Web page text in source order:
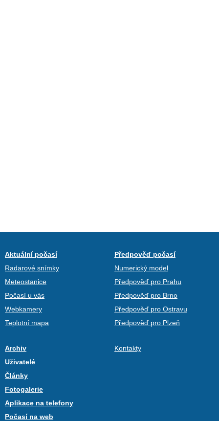
Aktuální počasí
Radarové snímky
Meteostanice
Počasí u vás
Webkamery
Teplotní mapa
Předpověď počasí
Numerický model
Předpověď pro Prahu
Předpověď pro Brno
Předpověď pro Ostravu
Předpověď pro Plzeň
Archiv
Uživatelé
Články
Fotogalerie
Aplikace na telefony
Počasí na web
Kontakty